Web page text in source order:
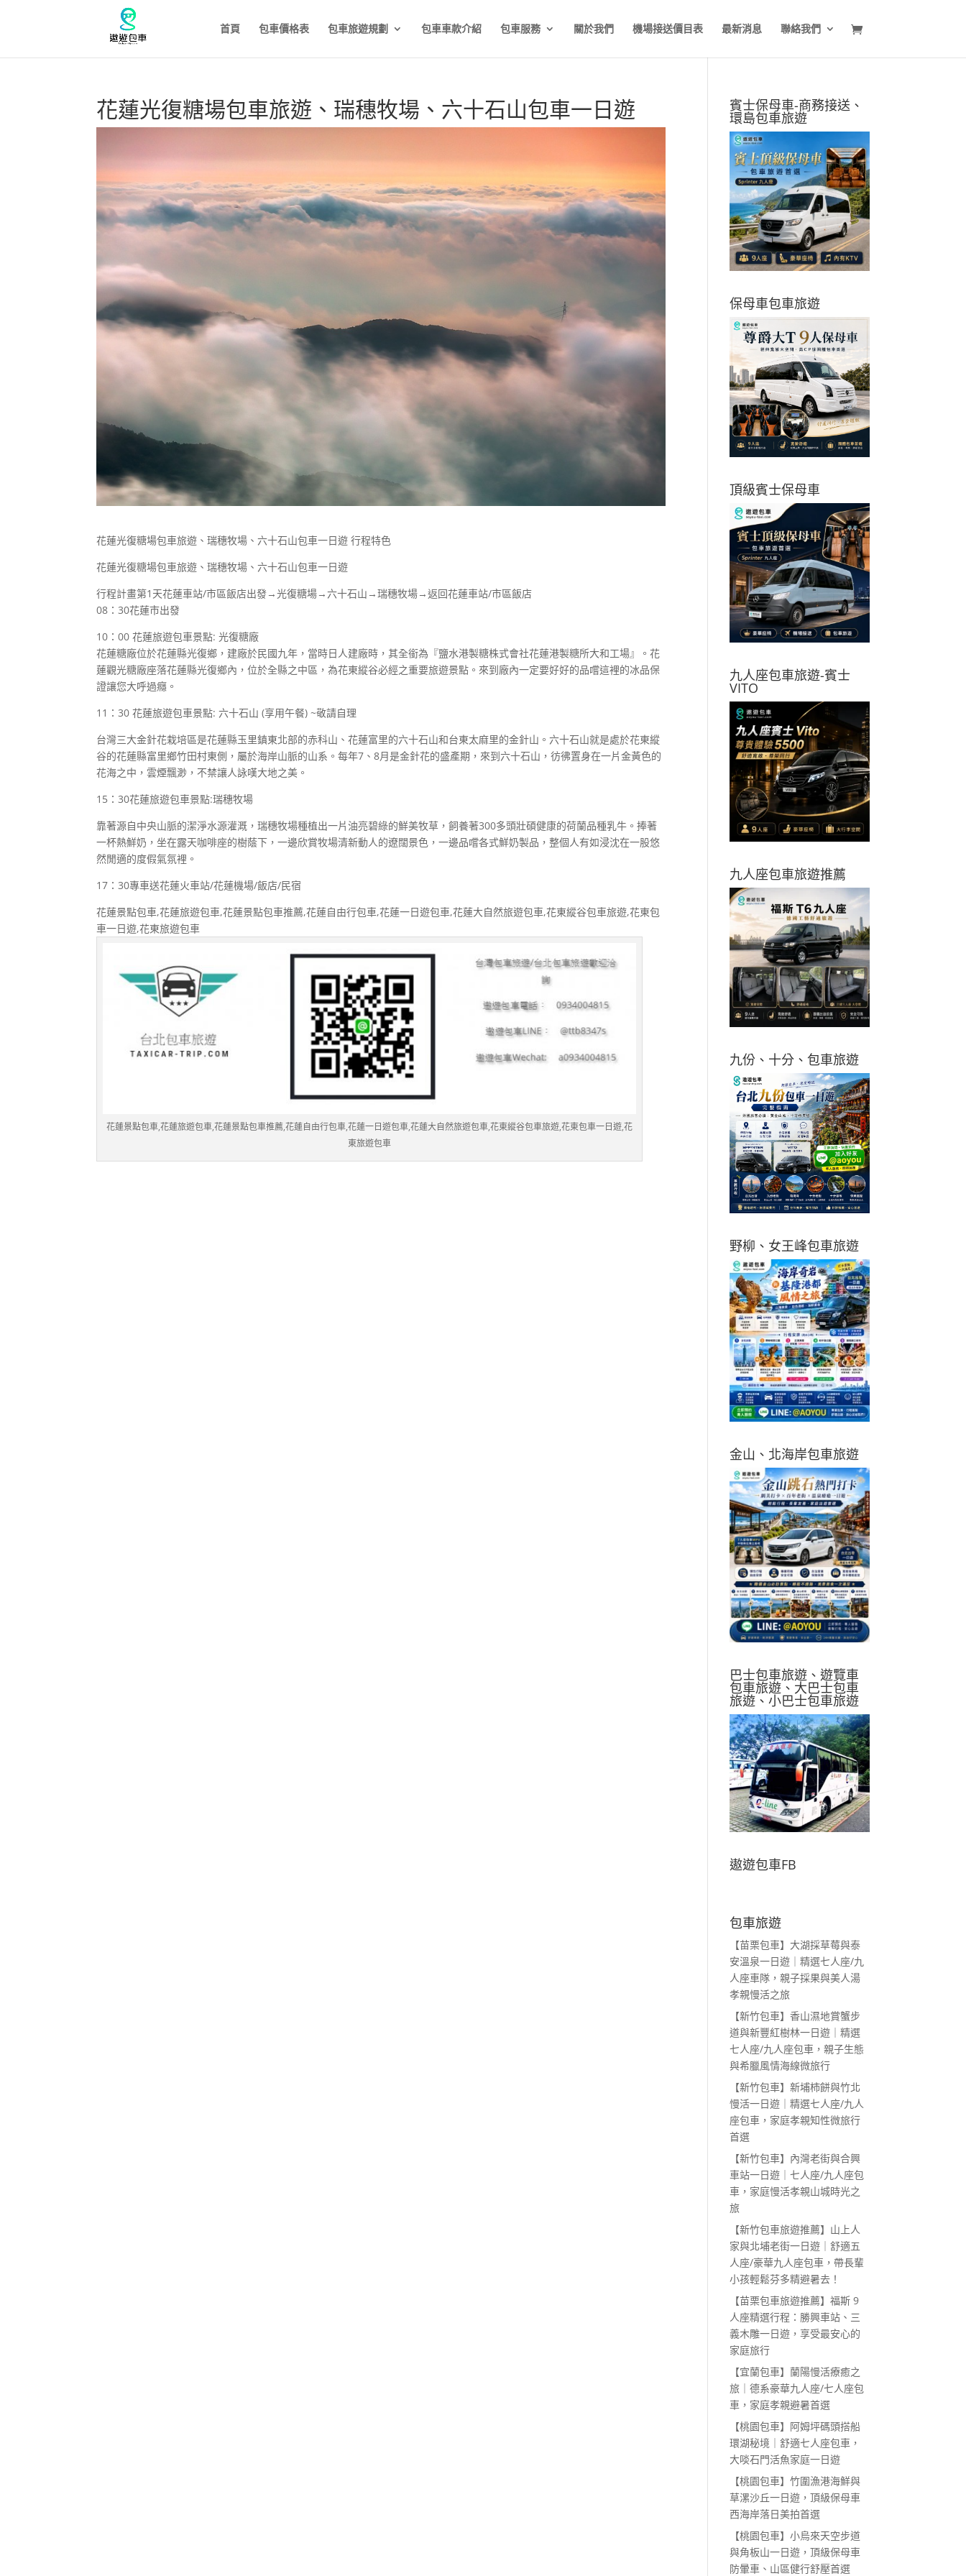
首頁 包車價格表 包車旅遊規劃 包車車款介紹 包車服務 關於我們 機場接送價目表 最新消息 聯絡我們
花蓮光復糖場包車旅遊、瑞穗牧場、六十石山包車一日遊
花蓮光復糖場包車旅遊、瑞穗牧場、六十石山包車一日遊 行程特色
花蓮光復糖場包車旅遊、瑞穗牧場、六十石山包車一日遊
行程計畫第1天花蓮車站/市區飯店出發→光復糖場→六十石山→瑞穗牧場→返回花蓮車站/市區飯店
08：30花蓮市出發
10：00 花蓮旅遊包車景點: 光復糖廠
花蓮糖廠位於花蓮縣光復鄉，建廠於民國九年，當時日人建廠時，其全銜為『鹽水港製糖株式會社花蓮港製糖所大和工場』。花
蓮觀光糖廠座落花蓮縣光復鄉內，位於全縣之中區，為花東縱谷必經之重要旅遊景點。來到廠內一定要好好的品嚐這裡的冰品保
證讓您大呼過癮。
11：30 花蓮旅遊包車景點: 六十石山 (享用午餐) ~敬請自理
台灣三大金針花栽培區是花蓮縣玉里鎮東北部的赤科山、花蓮富里的六十石山和台東太麻里的金針山。六十石山就是處於花東縱
谷的花蓮縣富里鄉竹田村東側，屬於海岸山脈的山系。每年7、8月是金針花的盛產期，來到六十石山，彷彿置身在一片金黃色的
花海之中，雲煙飄渺，不禁讓人詠嘆大地之美。
15：30花蓮旅遊包車景點:瑞穗牧場
靠著源自中央山脈的潔淨水源灌溉，瑞穗牧場種植出一片油亮碧綠的鮮美牧草，飼養著300多頭壯碩健康的荷蘭品種乳牛。捧著
一杯熱鮮奶，坐在露天咖啡座的樹蔭下，一邊欣賞牧場清新動人的遼闊景色，一邊品嚐各式鮮奶製品，整個人有如浸沈在一股悠
然閒適的度假氣氛裡。
17：30專車送花蓮火車站/花蓮機場/飯店/民宿
花蓮景點包車,花蓮旅遊包車,花蓮景點包車推薦,花蓮自由行包車,花蓮一日遊包車,花蓮大自然旅遊包車,花東縱谷包車旅遊,花東包
車一日遊,花東旅遊包車
花蓮景點包車,花蓮旅遊包車,花蓮景點包車推薦,花蓮自由行包車,花蓮一日遊包車,花蓮大自然旅遊包車,花東縱谷包車旅遊,花東包車一日遊,花
東旅遊包車
賓士保母車-商務接送、
環島包車旅遊
保母車包車旅遊
頂級賓士保母車
九人座包車旅遊-賓士
VITO
九人座包車旅遊推薦
九份、十分、包車旅遊
野柳、女王峰包車旅遊
金山、北海岸包車旅遊
巴士包車旅遊、遊覽車
包車旅遊、大巴士包車
旅遊、小巴士包車旅遊
遨遊包車FB
包車旅遊
【苗栗包車】大湖採草莓與泰
安溫泉一日遊｜精選七人座/九
人座車隊，親子採果與美人湯
孝親慢活之旅
【新竹包車】香山濕地賞蟹步
道與新豐紅樹林一日遊｜精選
七人座/九人座包車，親子生態
與希臘風情海線微旅行
【新竹包車】新埔柿餅與竹北
慢活一日遊｜精選七人座/九人
座包車，家庭孝親知性微旅行
首選
【新竹包車】內灣老街與合興
車站一日遊｜七人座/九人座包
車，家庭慢活孝親山城時光之
旅
【新竹包車旅遊推薦】山上人
家與北埔老街一日遊｜舒適五
人座/豪華九人座包車，帶長輩
小孩輕鬆芬多精避暑去！
【苗栗包車旅遊推薦】福斯 9
人座精選行程：勝興車站、三
義木雕一日遊，享受最安心的
家庭旅行
【宜蘭包車】蘭陽慢活療癒之
旅｜德系豪華九人座/七人座包
車，家庭孝親避暑首選
【桃園包車】阿姆坪碼頭搭船
環湖秘境｜舒適七人座包車，
大啖石門活魚家庭一日遊
【桃園包車】竹圍漁港海鮮與
草漯沙丘一日遊，頂級保母車
西海岸落日美拍首選
【桃園包車】小烏來天空步道
與角板山一日遊，頂級保母車
防暈車、山區健行舒壓首選